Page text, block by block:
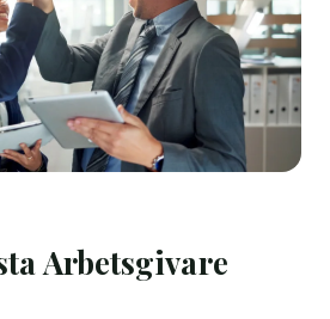
Arbetsgivare